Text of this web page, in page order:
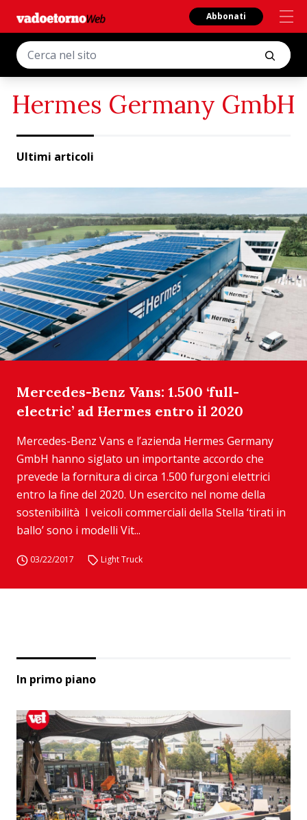
Abbonati
Hermes Germany GmbH
Ultimi articoli
Mercedes-Benz Vans: 1.500 ‘full-
electric’ ad Hermes entro il 2020
Mercedes-Benz Vans e l’azienda Hermes Germany
GmbH hanno siglato un importante accordo che
prevede la fornitura di circa 1.500 furgoni elettrici
entro la fine del 2020. Un esercito nel nome della
sostenibilità I veicoli commerciali della Stella ‘tirati in
ballo’ sono i modelli Vit...
03/22/2017 Light Truck
In primo piano